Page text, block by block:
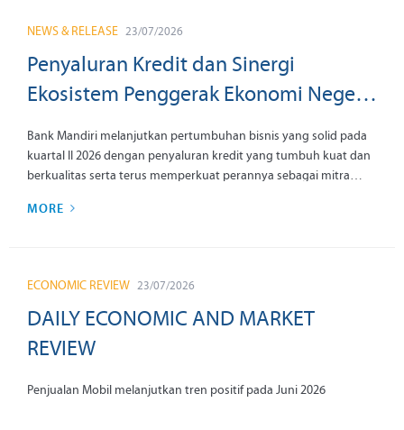
NEWS & RELEASE 23/07/2026
Penyaluran Kredit dan Sinergi
Ekosistem Penggerak Ekonomi Negeri
Antarkan Laba Bersih Bank Mandiri ke
Rp30,4 Triliun pada Kuartal II 2026
Bank Mandiri melanjutkan pertumbuhan bisnis yang solid pada
kuartal II 2026 dengan penyaluran kredit yang tumbuh kuat dan
berkualitas serta terus memperkuat perannya sebagai mitra
berkode emiten BMRI ini mencatatkan penyaluran kredit bank
MORE
ECONOMIC REVIEW 23/07/2026
DAILY ECONOMIC AND MARKET
REVIEW
Penjualan Mobil melanjutkan tren positif pada Juni 2026